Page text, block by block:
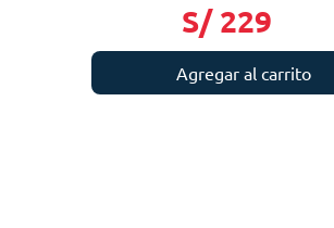
S/ 229
Agregar al carrito